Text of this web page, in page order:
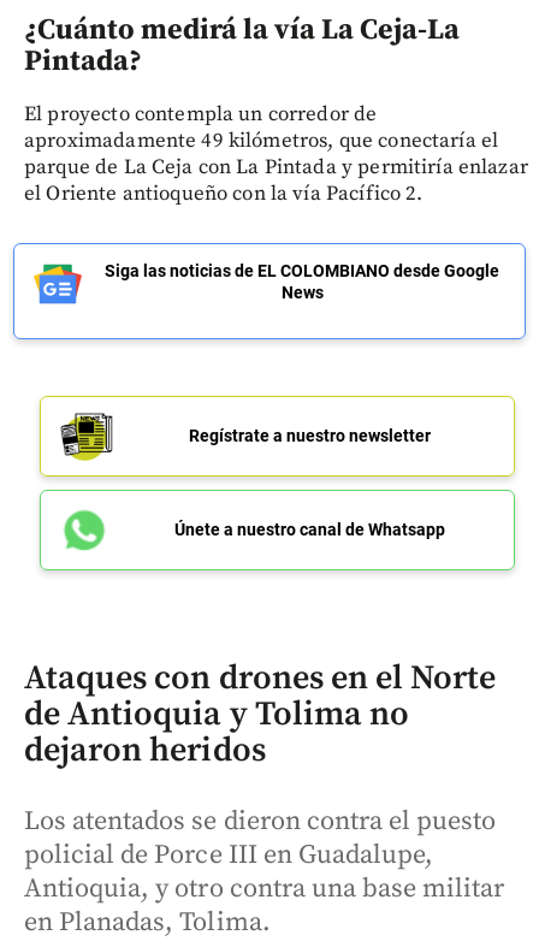
¿Cuánto medirá la vía La Ceja-La
Pintada?
El proyecto contempla un corredor de
aproximadamente 49 kilómetros, que conectaría el
parque de La Ceja con La Pintada y permitiría enlazar
el Oriente antioqueño con la vía Pacífico 2.
Siga las noticias de EL COLOMBIANO desde Google
News
Regístrate a nuestro newsletter
Únete a nuestro canal de Whatsapp
Ataques con drones en el Norte
de Antioquia y Tolima no
dejaron heridos
Los atentados se dieron contra el puesto
policial de Porce III en Guadalupe,
Antioquia, y otro contra una base militar
en Planadas, Tolima.